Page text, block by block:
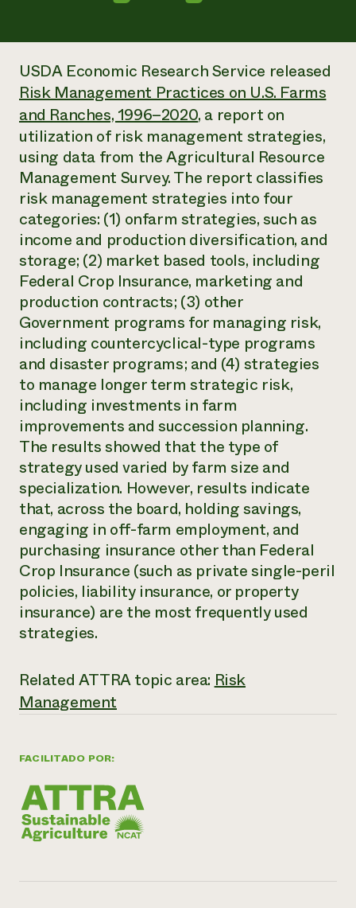
Informe de
impacto 2024
LEER EL INFORME
Latinos en la agricultura
Sistemas alimentarios locales
Agricultura urbana
Las mujeres en la agricultura
Evento anual de reciclaje de productos electrónicos
Programa de descuentos de NorthWestern Energy
Servicios energéticos comerciales
Servicios energéticos residenciales
LIHEAP
Centro de intercambio de información AgriSolar
Blog
Podcasts
Publicaciones
Cursos cortos
Vídeos
Oportunidades de financiación
Noticias
Internship Hub
Buscar prácticas
Contratar a un becario
un
Llame a la
directa de
1-800-346-
Boletín
Consultas de los medios de comunicación
Todos
contribuyen a la
resiliencia de la
comunidad.
DONAR AHORA
FACILITADO POR:
USDA Economic Research Service released
Risk Management Practices on U.S. Farms
and Ranches, 1996–2020, a report on
utilization of risk management strategies,
using data from the Agricultural Resource
Management Survey. The report classifies
risk management strategies into four
categories: (1) onfarm strategies, such as
income and production diversification, and
storage; (2) market based tools, including
Federal Crop Insurance, marketing and
production contracts; (3) other
Government programs for managing risk,
including countercyclical-type programs
and disaster programs; and (4) strategies
to manage longer term strategic risk,
including investments in farm
improvements and succession planning.
The results showed that the type of
strategy used varied by farm size and
specialization. However, results indicate
that, across the board, holding savings,
engaging in off-farm employment, and
purchasing insurance other than Federal
Crop Insurance (such as private single-peril
policies, liability insurance, or property
insurance) are the most frequently used
strategies.
Related ATTRA topic area:Risk
Management